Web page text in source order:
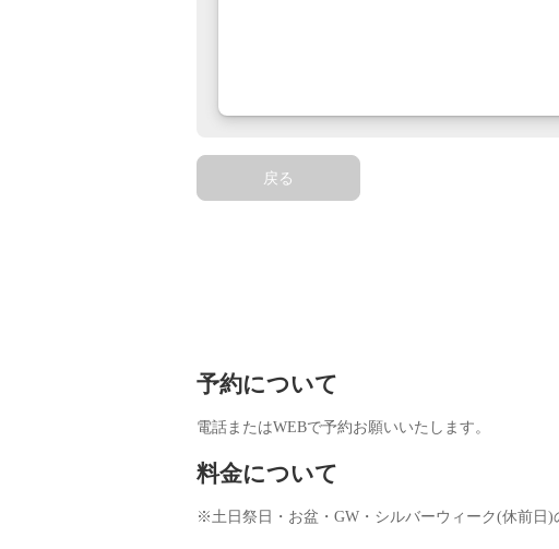
戻る
予約について
電話またはWEBで予約お願いいたします。
料金について
※土日祭日・お盆・GW・シルバーウィーク(休前日)